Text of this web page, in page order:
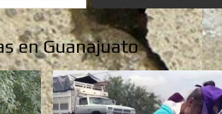
LUIS DE TAVIRA
Incursión militar
en Guanajuato